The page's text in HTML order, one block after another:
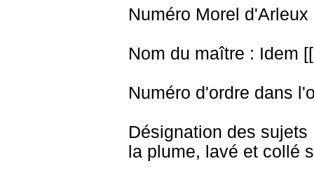
Numéro Morel d'Arleux
Nom du maître : Idem
Numéro d'ordre dans
Désignation des
la plume, lavé et collé